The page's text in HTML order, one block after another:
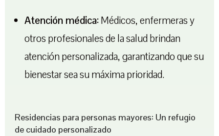
Atención médica:Médicos, enfermeras y
otros profesionales de la salud brindan
atención personalizada, garantizando que su
bienestar sea su máxima prioridad.
Residencias para personas mayores: Un refugio
de cuidado personalizado